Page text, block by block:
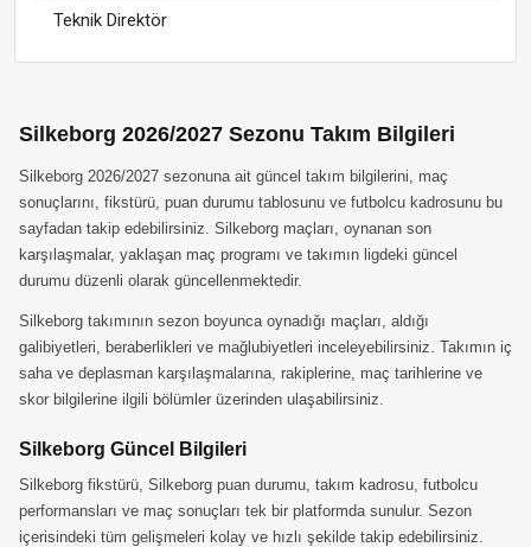
Teknik Direktör
Silkeborg 2026/2027 Sezonu Takım Bilgileri
Silkeborg 2026/2027 sezonuna ait güncel takım bilgilerini, maç
sonuçlarını, fikstürü, puan durumu tablosunu ve futbolcu kadrosunu bu
sayfadan takip edebilirsiniz. Silkeborg maçları, oynanan son
karşılaşmalar, yaklaşan maç programı ve takımın ligdeki güncel
durumu düzenli olarak güncellenmektedir.
Silkeborg takımının sezon boyunca oynadığı maçları, aldığı
galibiyetleri, beraberlikleri ve mağlubiyetleri inceleyebilirsiniz. Takımın iç
saha ve deplasman karşılaşmalarına, rakiplerine, maç tarihlerine ve
skor bilgilerine ilgili bölümler üzerinden ulaşabilirsiniz.
Silkeborg Güncel Bilgileri
Silkeborg fikstürü, Silkeborg puan durumu, takım kadrosu, futbolcu
performansları ve maç sonuçları tek bir platformda sunulur. Sezon
içerisindeki tüm gelişmeleri kolay ve hızlı şekilde takip edebilirsiniz.